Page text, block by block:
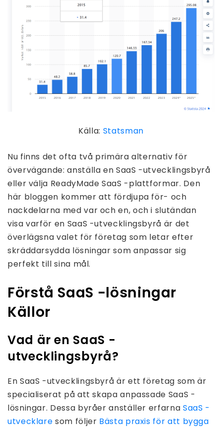
Källa: Statsman
Nu finns det ofta två primära alternativ för
övervägande: anställa en SaaS -utvecklingsbyrå
eller välja ReadyMade SaaS -plattformar. Den
här bloggen kommer att fördjupa för- och
nackdelarna med var och en, och i slutändan
visa varför en SaaS -utvecklingsbyrå är det
överlägsna valet för företag som letar efter
skräddarsydda lösningar som anpassar sig
perfekt till sina mål.
Förstå SaaS -lösningar
Källor
Vad är en SaaS -
utvecklingsbyrå?
En SaaS -utvecklingsbyrå är ett företag som är
specialiserat på att skapa anpassade SaaS -
lösningar. Dessa byråer anställer erfarna SaaS -
utvecklare som följer Bästa praxis för att bygga